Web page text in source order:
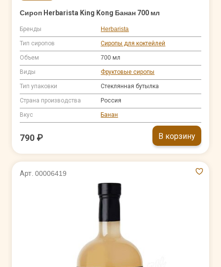
Сироп Herbarista King Kong Банан 700 мл
Бренды Herbarista
Тип сиропов Сиропы для коктейлей
Объем 700 мл
Виды Фруктовые сиропы
Тип упаковки Стеклянная бутылка
Страна производства Россия
Вкус Банан
790 ₽ В корзину
Арт. 00006419